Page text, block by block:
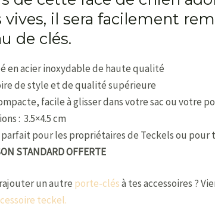
vives, il sera facilement
de clés.
en acier inoxydable de haute qualité
de style et de qualité supérieure
facile à glisser dans votre sac ou votre
: 3.5×4.5 cm
parfait pour les propriétaires de Teckels ou
STANDARD OFFERTE
un autre porte-clésà tes accessoires ?
teckel.